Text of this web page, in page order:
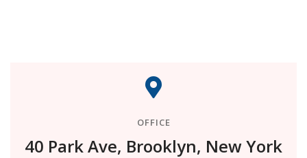
OFFICE
40 Park Ave, Brooklyn, New York